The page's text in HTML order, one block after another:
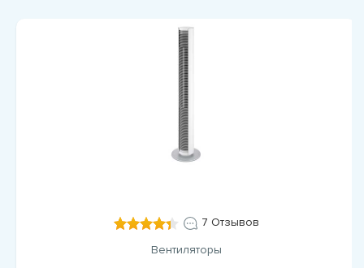
7 Отзывов
Вентиляторы